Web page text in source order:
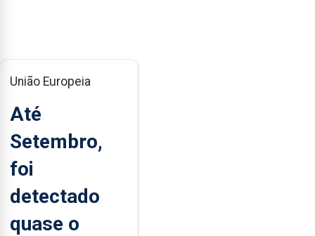
União Europeia
Até
Setembro,
foi
detectado
quase o